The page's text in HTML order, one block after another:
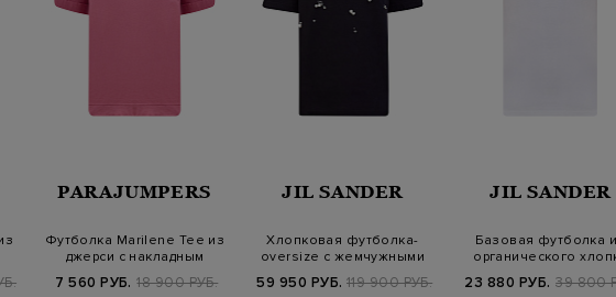
PARAJUMPERS
Футболка Marilene Tee из
джерси с накладным
7 560 РУБ. 18 900 РУБ.
JIL SANDER
Хлопковая футболка-
oversize с жемчужными
59 950 РУБ. 119 900 РУБ.
JIL SANDER
Базовая футболка
органического
23 880 РУБ. 39 800